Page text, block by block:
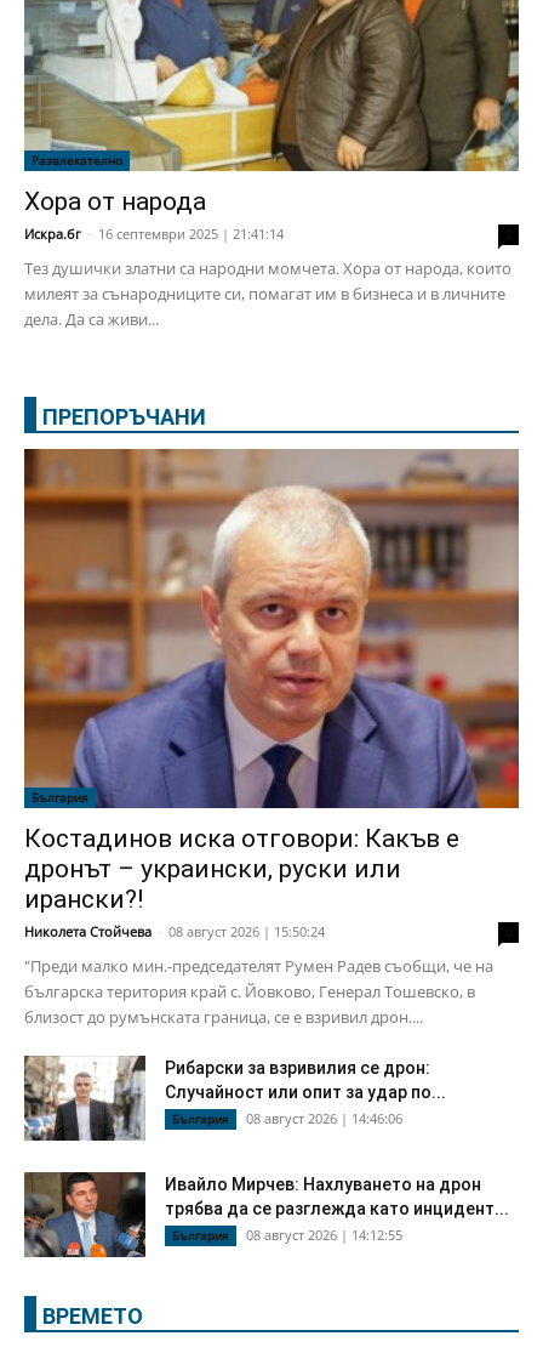
Развлекателно
Хора от народа
Искра.бг - 16 септември 2025 | 21:41:14
Тез душички златни са народни момчета. Хора от народа, които
милеят за сънародниците си, помагат им в бизнеса и в личните
дела. Да са живи...
ПРЕПОРЪЧАНИ
България
Костадинов иска отговори: Какъв е
дронът – украински, руски или
ирански?!
Николета Стойчева - 08 август 2026 | 15:50:24
"Преди малко мин.-председателят Румен Радев съобщи, че на
българска територия край с. Йовково, Генерал Тошевско, в
близост до румънската граница, се е взривил дрон....
Рибарски за взривилия се дрон:
Случайност или опит за удар по...
България 08 август 2026 | 14:46:06
Ивайло Мирчев: Нахлуването на дрон
трябва да се разглежда като инцидент...
България 08 август 2026 | 14:12:55
ВРЕМЕТО